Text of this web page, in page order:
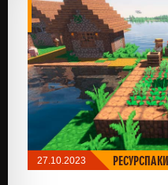
27.10.2023 РЕСУРСПАКИ